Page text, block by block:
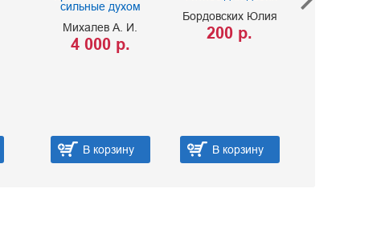
сильные духом
Михалев А. И.
4 000 р.
В корзину
Бордовских Юлия
200 р.
В корзину